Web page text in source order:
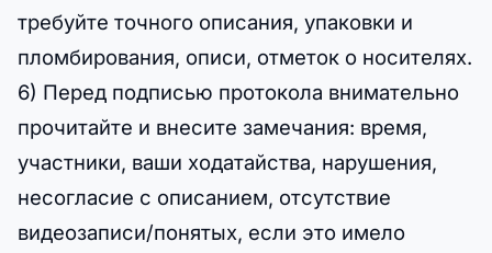
требуйте точного описания, упаковки и
пломбирования, описи, отметок о носителях.
6) Перед подписью протокола внимательно
прочитайте и внесите замечания: время,
участники, ваши ходатайства, нарушения,
несогласие с описанием, отсутствие
видеозаписи/понятых, если это имело